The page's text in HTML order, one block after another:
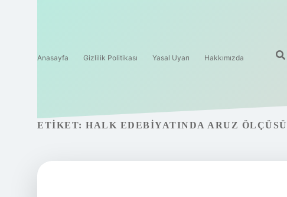
Anasayfa Gizlilik Politikası Yasal Uyarı Hakkımızda
ETIKET: HALK EDEBIYATINDA ARUZ